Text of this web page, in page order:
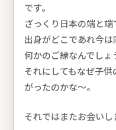
です。
ざっくり日本の端と端
出身がどこであれ今
何かのご縁なんでしょ
それにしてもなぜ子
がったのかな～。
それではまたお会いし